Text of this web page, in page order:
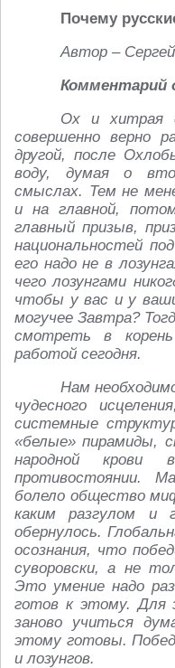
Почему
Автор –
Комментарий
Ох и хитрая
совершенно верно
другой, после
воду, думая о
смыслах. Тем не
и на главной,
главный призыв,
национальностей
его надо не в
чего лозунгами
чтобы у вас и у
могучее Завтра?
смотреть в
работой сегодня.
Нам
чудесного
системные
«белые» пирамиды,
народной крови
противостоянии.
болело общество
каким разгулом и
обернулось.
осознания, что
суворовски, а не
Это умение надо
готов к этому. Для
заново учиться
этому готовы.
и лозунгов.